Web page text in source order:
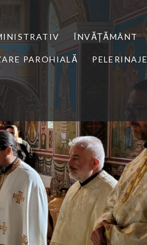
ÎNVĂȚĂMÂNT
PAROHIALĂ PELERINAJE